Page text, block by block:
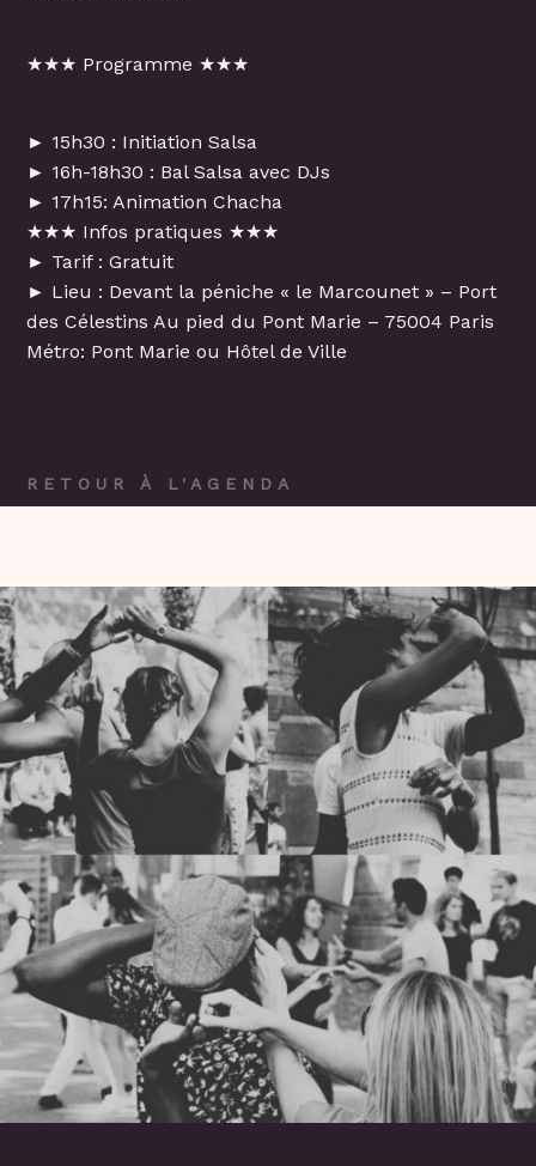
★★★ Programme ★★★
► 15h30 : Initiation Salsa
► 16h-18h30 : Bal Salsa avec DJs
► 17h15: Animation Chacha
★★★ Infos pratiques ★★★
► Tarif : Gratuit
► Lieu : Devant la péniche « le Marcounet » – Port
des Célestins Au pied du Pont Marie – 75004 Paris
Métro: Pont Marie ou Hôtel de Ville
RETOUR À L'AGENDA